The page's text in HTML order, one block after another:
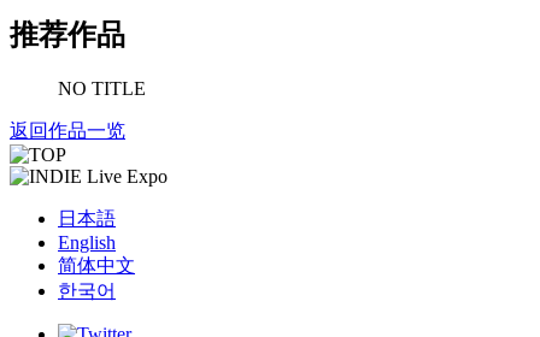
推荐作品
NO TITLE
返回作品一览
日本語
English
简体中文
한국어